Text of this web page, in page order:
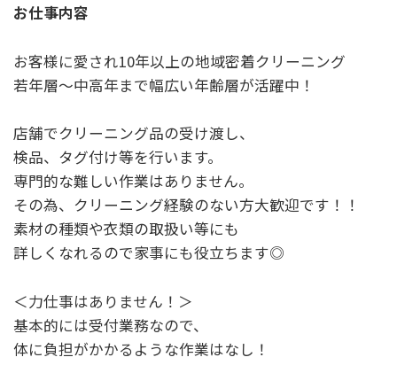
お仕事内容
お客様に愛され10年以上の地域密着クリーニング
若年層～中高年まで幅広い年齢層が活躍中！
店舗でクリーニング品の受け渡し、
検品、タグ付け等を行います。
専門的な難しい作業はありません。
その為、クリーニング経験のない方大歓迎です！！
素材の種類や衣類の取扱い等にも
詳しくなれるので家事にも役立ちます◎
＜力仕事はありません！＞
基本的には受付業務なので、
体に負担がかかるような作業はなし！